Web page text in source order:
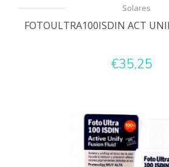
Solares
FOTOULTRA100ISDIN ACT
€35,25